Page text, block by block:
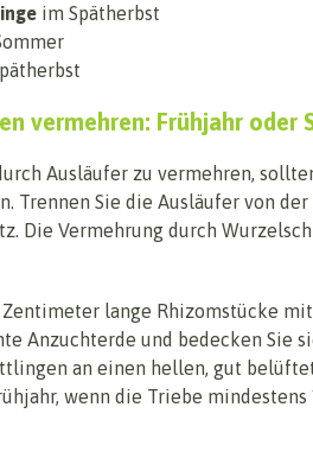
im Spätherbst
vermehren: Frühjahr oder
Ausläufer zu vermehren,
Trennen Sie die Ausläufer von
Die Vermehrung durch
lange Rhizomstücke
Anzuchterde und bedecken Sie
an einen hellen, gut
wenn die Triebe